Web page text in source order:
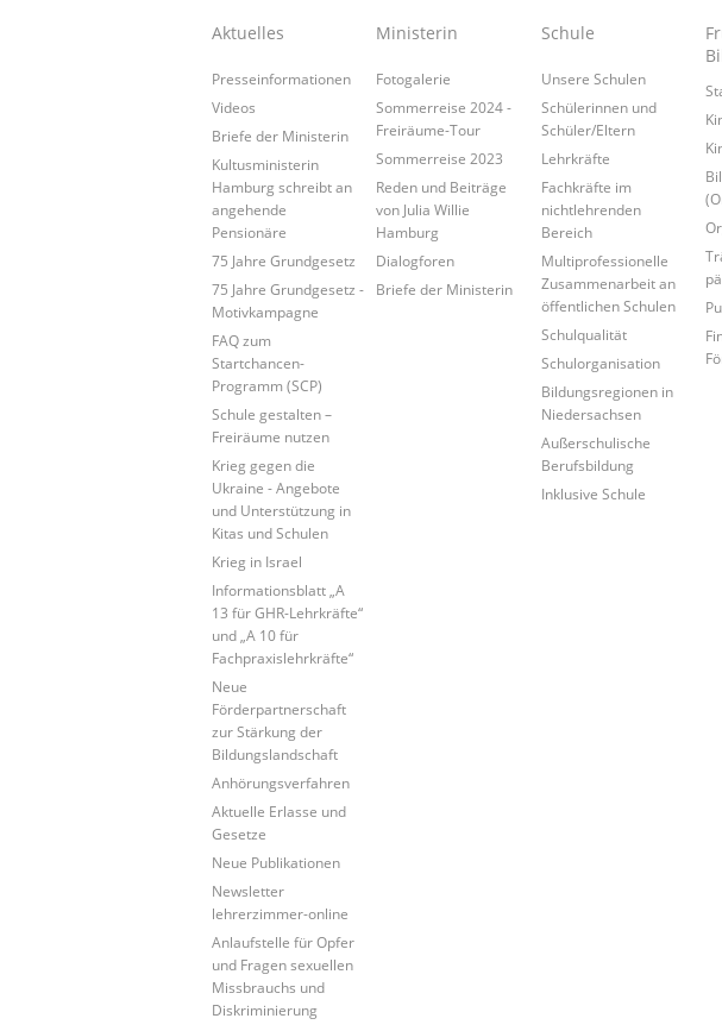
Aktuelles
Presseinformationen
Videos
Briefe der Ministerin
Kultusministerin
Hamburg schreibt an
angehende
Pensionäre
75 Jahre Grundgesetz
75 Jahre Grundgesetz -
Motivkampagne
FAQ zum
Startchancen-
Programm (SCP)
Schule gestalten –
Freiräume nutzen
Krieg gegen die
Ukraine - Angebote
und Unterstützung in
Kitas und Schulen
Krieg in Israel
Informationsblatt „A
13 für GHR-Lehrkräfte“
und „A 10 für
Fachpraxislehrkräfte“
Neue
Förderpartnerschaft
zur Stärkung der
Bildungslandschaft
Anhörungsverfahren
Aktuelle Erlasse und
Gesetze
Neue Publikationen
Newsletter
lehrerzimmer-online
Anlaufstelle für Opfer
und Fragen sexuellen
Missbrauchs und
Diskriminierung
Ministerin
Fotogalerie
Sommerreise 2024 -
Freiräume-Tour
Sommerreise 2023
Reden und Beiträge
von Julia Willie
Hamburg
Dialogforen
Briefe der Ministerin
Schule
Unsere Schulen
Schülerinnen und
Schüler/Eltern
Lehrkräfte
Fachkräfte im
nichtlehrenden
Bereich
Multiprofessionelle
Zusammenarbeit an
öffentlichen Schulen
Schulqualität
Schulorganisation
Bildungsregionen in
Niedersachsen
Außerschulische
Berufsbildung
Inklusive Schule